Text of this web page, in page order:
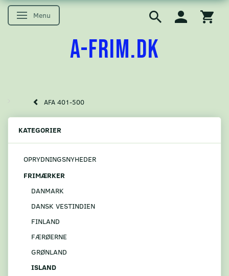
Skifte navigation
Menu
A-FRIM.DK
AFA 401-500
KATEGORIER
OPRYDNINGSNYHEDER
FRIMÆRKER
DANMARK
DANSK VESTINDIEN
FINLAND
FÆRØERNE
GRØNLAND
ISLAND